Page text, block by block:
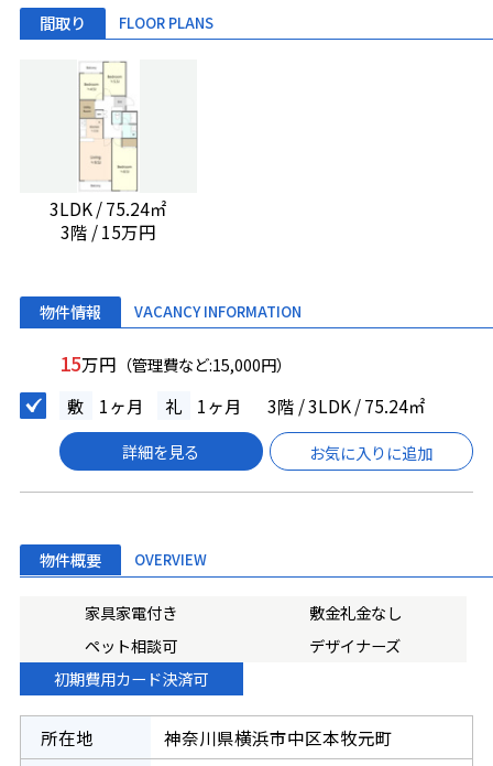
間取り FLOOR PLANS
3LDK / 75.24㎡
3階 / 15万円
物件情報 VACANCY INFORMATION
15万円 （管理費など:15,000円）
敷 1ヶ月 礼 1ヶ月 3階 / 3LDK / 75.24㎡
詳細を見る お気に入りに追加
物件概要 OVERVIEW
家具家電付き
敷金礼金なし
ペット相談可
デザイナーズ
初期費用カード決済可
所在地 神奈川県横浜市中区本牧元町